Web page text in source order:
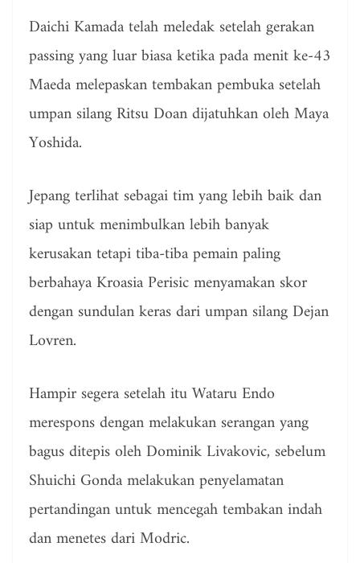
Daichi Kamada telah meledak setelah gerakan
passing yang luar biasa ketika pada menit ke-43
Maeda melepaskan tembakan pembuka setelah
umpan silang Ritsu Doan dijatuhkan oleh Maya
Yoshida.
Jepang terlihat sebagai tim yang lebih baik dan
siap untuk menimbulkan lebih banyak
kerusakan tetapi tiba-tiba pemain paling
berbahaya Kroasia Perisic menyamakan skor
dengan sundulan keras dari umpan silang Dejan
Lovren.
Hampir segera setelah itu Wataru Endo
merespons dengan melakukan serangan yang
bagus ditepis oleh Dominik Livakovic, sebelum
Shuichi Gonda melakukan penyelamatan
pertandingan untuk mencegah tembakan indah
dan menetes dari Modric.